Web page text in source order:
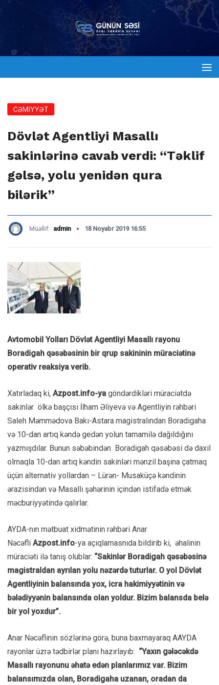
CƏMİYYƏT
Dövlət Agentliyi Masallı
sakinlərinə cavab verdi: “Təklif
gəlsə, yolu yenidən qura
bilərik”
Müəllif: admin 18 Noyabr 2019 16:55
Avtomobil Yolları Dövlət Agentliyi Masallı rayonu
Boradigah qəsəbəsinin bir qrup sakininin müraciətinə
operativ reaksiya verib.
Xatırladaq ki, Azpost.info-ya göndərdikləri müraciətdə
sakinlər ölkə başçısı İlham Əliyevə və Agentliyin rəhbəri
Saleh Məmmədova Bakı-Astara magistralından Boradigaha
və 10-dan artıq kəndə gedən yolun tamamilə dağıldığını
yazmışdılar. Bunun səbəbindən Boradigah qəsəbəsi də daxil
olmaqla 10-dan artıq kəndin sakinləri mənzil başına çatmaq
üçün alternativ yollardan – Lürən- Musaküçə kəndinin
ərazisindən və Masallı şəhərinin içindən istifadə etmək
məcburiyyətində qalırlar.
AYDA-nın mətbuat xidmətinin rəhbəri Anar
Nəcəfli Azpost.info-ya açıqlamasnıda bildirib ki, əhalinin
müraciəti ilə tanış olublar: “Sakinlər Boradigah qəsəbəsinə
magistraldan ayrılan yolu nəzərdə tuturlar. O yol Dövlət
Agentliyinin balansında yox, icra hakimiyyətinin və
bələdiyyənin balansında olan yoldur. Bizim balansda belə
bir yol yoxdur”.
Anar Nəcəflinin sözlərinə görə, buna baxmayaraq AAYDA
rayonlar üzrə tədbirlər planı hazırlayıb: “Yaxın gələcəkdə
Masallı rayonunu əhatə edən planlarımız var. Bizim
balansımızda olan, Boradigaha uzanan, oradan da